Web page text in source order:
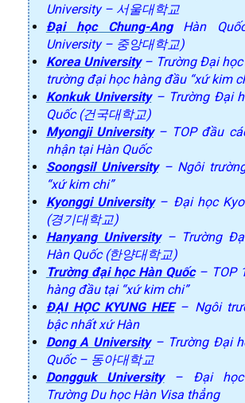
University – 서울대학교
Đại học Chung-AngHàn
University – 중앙대학교)
Korea University– Trường Đại học
trường đại học hàng đầu “xứ kim
Konkuk University– Trường Đại
Quốc (건국대학교)
Myongji University– TOP đầu
nhận tại Hàn Quốc
Soongsil University– Ngôi
“xứ kim chi”
Kyonggi University– Đại học
(경기대학교)
Hanyang University– Trường
Hàn Quốc (한양대학교)
Trường đại học Hàn Quốc– TOP
hàng đầu tại “xứ kim chi”
ĐẠI HỌC KYUNG HEE– Ngôi
bậc nhất xứ Hàn
Dong A University– Trường Đại
Quốc – 동아대학교
Dongguk University– Đại học
Trường Du học Hàn Visa thẳng